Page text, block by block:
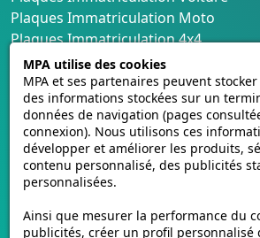
compétitifs et de la célérité de notre
livraison, pour une mise en
votre véhicule. Sélectionnez le
correspond le mieux à vos
éventail complet de produits.
Quels formats choisir
jeu de plaque
?
Lesplaques d'immatriculation
Plaques Immatriculation Moto
Plaques Immatriculation 4x4
Plaques Collection Noires
Accessoires pour plaques
Plaques par régions
Plaques par départements
Nos services
Livraison et retours
A propos
MPA utilise des cookies
MPA et ses partenaires peuvent
des informations stockées sur un
données de navigation (pages
connexion). Nous utilisons ces
développer et améliorer les produits,
contenu personnalisé, des publicités
personnalisées.
Ainsi que mesurer la performance du
publicités, créer un profil personnalisé